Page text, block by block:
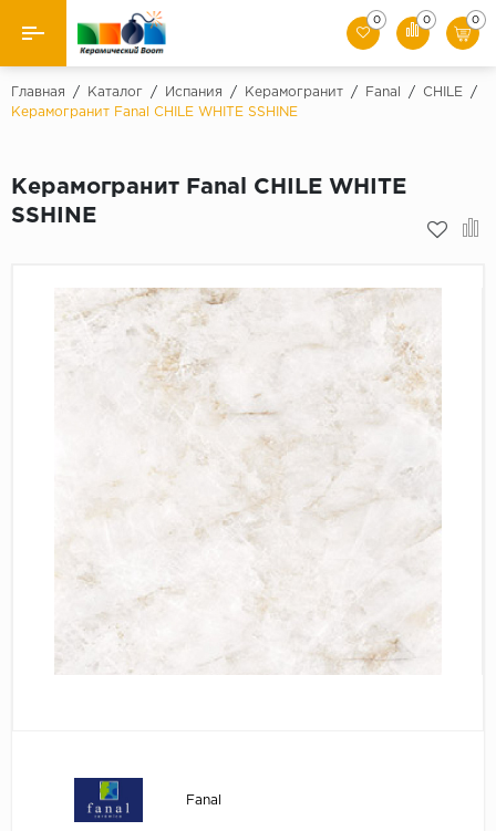
Назад
Керамическая плитка
Искусственный камень
0 0 0
Главная / Каталог / Испания / Керамогранит / Fanal / CHILE
/
Керамогранит Fanal CHILE WHITE SSHINE
Керамогранит Fanal CHILE WHITE
SSHINE
Fanal